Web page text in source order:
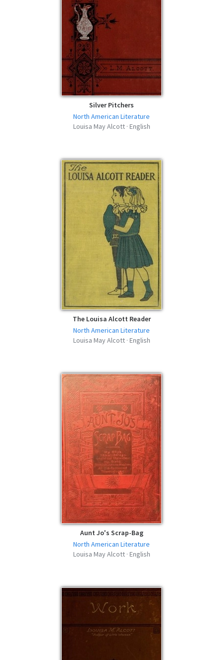
mobi | 69.43 KB | 344 descargas
Pauline's Passion and Punishment -
Louisa May Alcott - FB2
fb2 | 94.9 KB | 357 descargas
Pauline's Passion and Punishment -
Louisa May Alcott - AZW3
azw3 | 73.7 KB | 622 descargas
Silver Pitchers
North American Literature
Louisa May Alcott · English
The Louisa Alcott Reader
North American Literature
Louisa May Alcott · English
Aunt Jo's Scrap-Bag
North American Literature
Louisa May Alcott · English